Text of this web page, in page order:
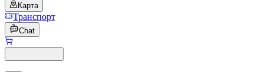
Карта
Транспорт
Chat